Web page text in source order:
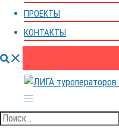
ПРОЕКТЫ
КОНТАКТЫ
Поиск
Переключатель
меню
Найти: